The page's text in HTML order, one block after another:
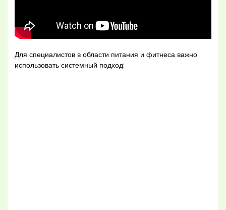
Для специалистов в области питания и фитнеса важно
использовать системный подход: